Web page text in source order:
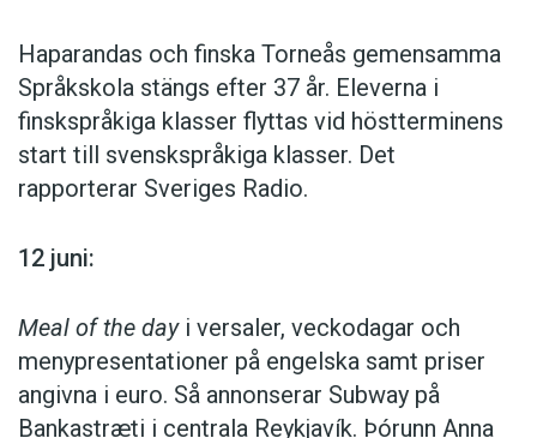
Haparandas och finska Torneås gemensamma
Språkskola stängs efter 37 år. Eleverna i
finskspråkiga klasser flyttas vid höstterminens
start till svenskspråkiga klasser. Det
rapporterar Sveriges Radio.
12 juni:
Meal of the dayi versaler, veckodagar och
menypresentationer på engelska samt priser
angivna i euro. Så annonserar Subway på
Bankastræti i centrala Reykjavík. Þórunn Anna